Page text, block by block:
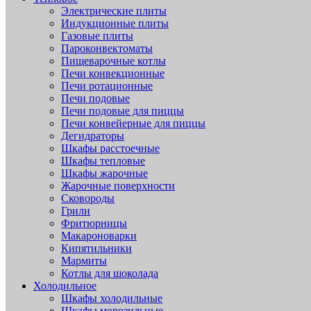
Электрические плиты
Индукционные плиты
Газовые плиты
Пароконвектоматы
Пищеварочные котлы
Печи конвекционные
Печи ротационные
Печи подовые
Печи подовые для пиццы
Печи конвейерные для пиццы
Дегидраторы
Шкафы расстоечные
Шкафы тепловые
Шкафы жарочные
Жарочные поверхности
Сковороды
Грили
Фритюрницы
Макароноварки
Кипятильники
Мармиты
Котлы для шоколада
Холодильное
Шкафы холодильные